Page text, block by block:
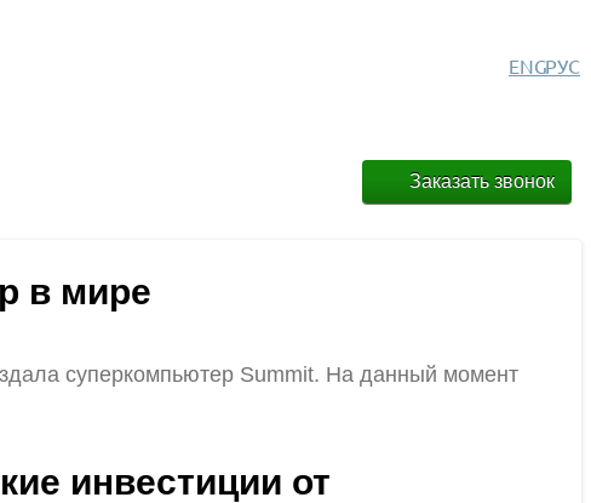
РУС
ENG
Заказать звонок
в мире
суперкомпьютер Summit. На данный момент
инвестиции от